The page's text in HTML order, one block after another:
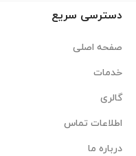
دسترسی سریع
صفحه اصلی
خدمات
گالری
اطلاعات تماس
درباره ما